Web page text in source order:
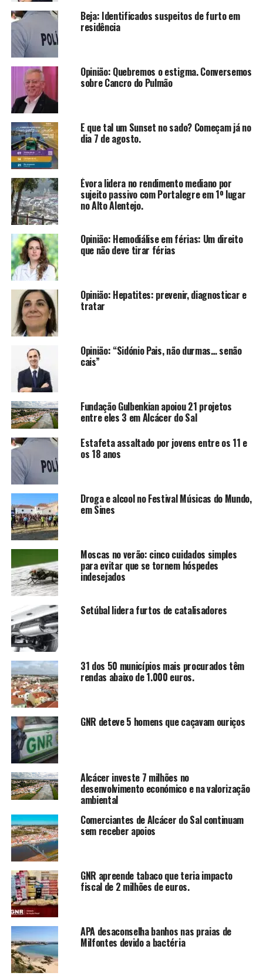
Beja: Identificados suspeitos de furto em
residência
Opinião: Quebremos o estigma. Conversemos
sobre Cancro do Pulmão
E que tal um Sunset no sado? Começam já no
dia 7 de agosto.
Évora lidera no rendimento mediano por
sujeito passivo com Portalegre em 1º lugar
no Alto Alentejo.
Opinião: Hemodiálise em férias: Um direito
que não deve tirar férias
Opinião: Hepatites: prevenir, diagnosticar e
tratar
Opinião: “Sidónio Pais, não durmas… senão
cais”
Fundação Gulbenkian apoiou 21 projetos
entre eles 3 em Alcácer do Sal
Estafeta assaltado por jovens entre os 11 e
os 18 anos
Droga e alcool no Festival Músicas do Mundo,
em Sines
Moscas no verão: cinco cuidados simples
para evitar que se tornem hóspedes
indesejados
Setúbal lidera furtos de catalisadores
31 dos 50 municípios mais procurados têm
rendas abaixo de 1.000 euros.
GNR deteve 5 homens que caçavam ouriços
Alcácer investe 7 milhões no
desenvolvimento económico e na valorização
ambiental
Comerciantes de Alcácer do Sal continuam
sem receber apoios
GNR apreende tabaco que teria impacto
fiscal de 2 milhões de euros.
APA desaconselha banhos nas praias de
Milfontes devido a bactéria